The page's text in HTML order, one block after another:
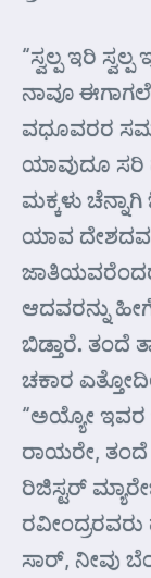
“ಸ್ವಲ್ಪ ಇರಿ
ನಾವೂ
ವಧೂವರರ
ಯಾವುದೂ ಸರಿ
ಮಕ್ಕಳು
ಯಾವ
ಆದವರನ್ನು
ಬಿಡ್ತಾರೆ. ತಂದೆ
ಚಕಾರ
“ಅಯ್ಯೋ ಇವರ
ರಾಯರೇ, ತಂದೆ
ರಿಜಿಸ್ಟರ್
ಸಾರ್, ನೀವು